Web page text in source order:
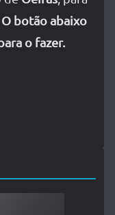
O botão abaixo
o fazer.